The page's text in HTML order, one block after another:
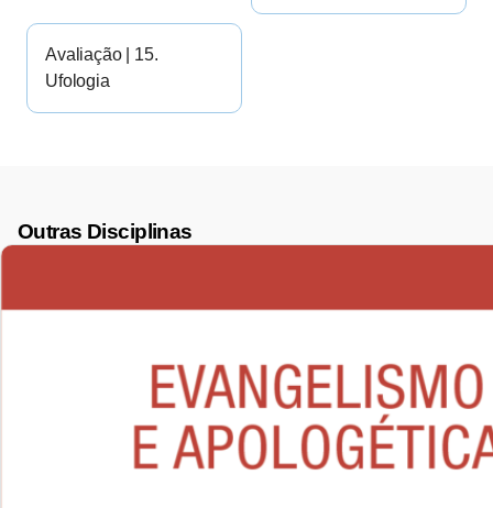
Avaliação | 15.
Ufologia
Outras Disciplinas